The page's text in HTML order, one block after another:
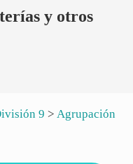
y otros
9 > Agrupación